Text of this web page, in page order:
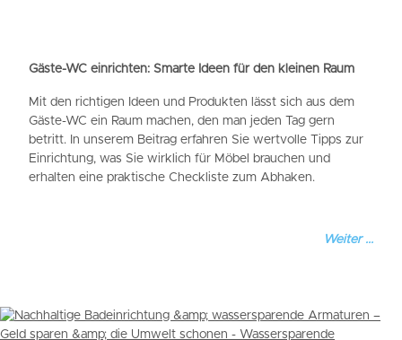
Gäste-WC einrichten: Smarte Ideen für den kleinen Raum
Mit den richtigen Ideen und Produkten lässt sich aus dem
Gäste-WC ein Raum machen, den man jeden Tag gern
betritt. In unserem Beitrag erfahren Sie wertvolle Tipps zur
Einrichtung, was Sie wirklich für Möbel brauchen und
erhalten eine praktische Checkliste zum Abhaken.
Weiter ...